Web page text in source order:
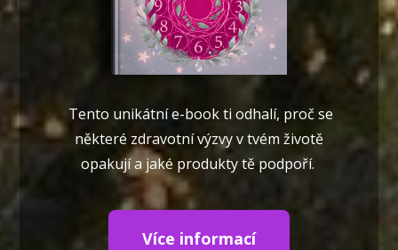
Tento unikátní e-book ti odhalí, proč se
některé zdravotní výzvy v tvém životě
opakují a jaké produkty tě podpoří.
Více informací